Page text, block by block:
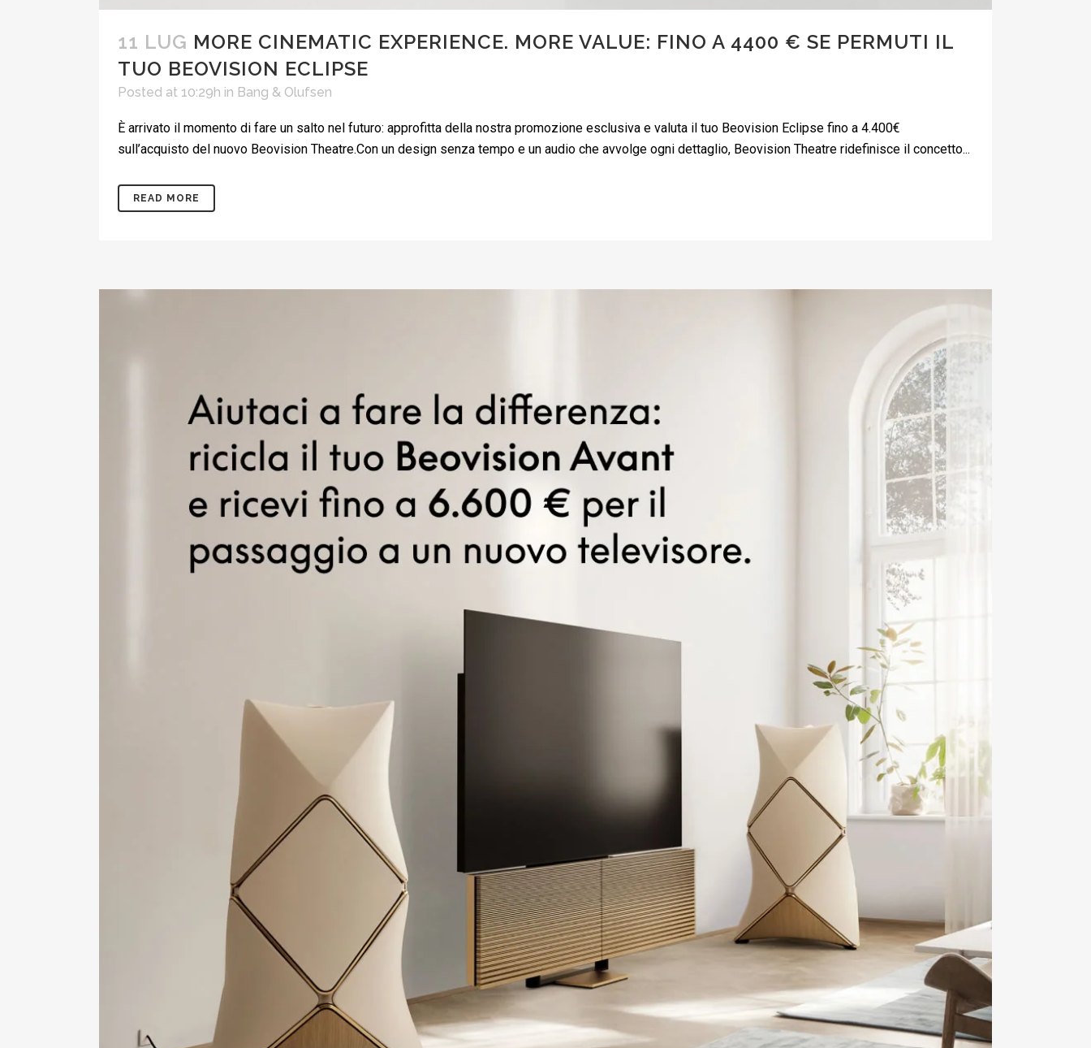
11 LUG MORE CINEMATIC EXPERIENCE. MORE VALUE: FINO A 4400 € SE PERMUTI IL
TUO BEOVISION ECLIPSE
Posted at 10:29h in Bang & Olufsen
È arrivato il momento di fare un salto nel futuro: approfitta della nostra promozione esclusiva e valuta il tuo Beovision Eclipse fino a 4.400€
sull’acquisto del nuovo Beovision Theatre.Con un design senza tempo e un audio che avvolge ogni dettaglio, Beovision Theatre ridefinisce il concetto...
READ MORE